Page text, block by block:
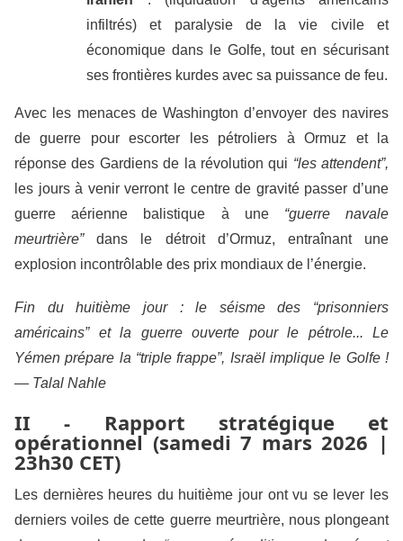
infiltrés) et paralysie de la vie civile et
économique dans le Golfe, tout en sécurisant
ses frontières kurdes avec sa puissance de feu.
Avec les menaces de Washington d’envoyer des navires
de guerre pour escorter les pétroliers à Ormuz et la
réponse des Gardiens de la révolution qui “les attendent”,
les jours à venir verront le centre de gravité passer d’une
guerre aérienne balistique à une “guerre navale
meurtrière”dans le détroit d’Ormuz, entraînant une
explosion incontrôlable des prix mondiaux de l’énergie.
Fin du huitième jour : le séisme des “prisonniers
américains” et la guerre ouverte pour le pétrole... Le
Yémen prépare la “triple frappe”, Israël implique le Golfe !
— Talal Nahle
II - Rapport stratégique et
opérationnel (samedi 7 mars 2026 |
23h30 CET)
Les dernières heures du huitième jour ont vu se lever les
derniers voiles de cette guerre meurtrière, nous plongeant